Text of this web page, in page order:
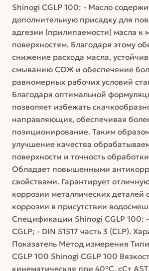
Shinogi CGLP 100: - Масло
дополнительную присадку для
адгезии (прилипаемости) масла к
поверхностям. Благодаря этому
снижение расхода масла,
смыванию СОЖ и обеспечение
равномерных рабочих условий
Благодаря оптимальной
позволяет избежать
направляющих, обеспечивая
позиционирование. Таким
улучшение качества
поверхности и точность
Обладает повышенными
свойствами. Гарантирует
коррозии металлических деталей
коррозии в присутствии
Спецификации Shinogi CGLP 100:
CGLP; - DIN 51517 часть 3 (CLP).
Показатель Метод измерения
CGLP 100 Shinogi CGLP 100
кинематическая при 40°С, сСт